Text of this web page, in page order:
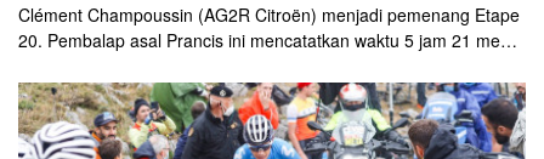
Clément Champoussin (AG2R Citroën) menjadi pemenang Etape
20. Pembalap asal Prancis ini mencatatkan waktu 5 jam 21 menit